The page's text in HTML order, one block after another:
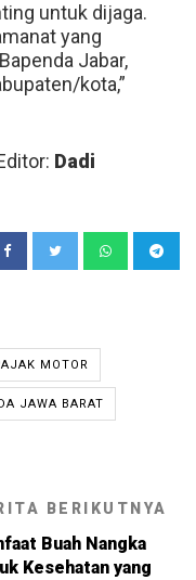
untuk dijaga.
yang
Jabar,
kota,”
Dadi
MOTOR
JAWA BARAT
BERIKUTNYA
Buah Nangka
Kesehatan yang